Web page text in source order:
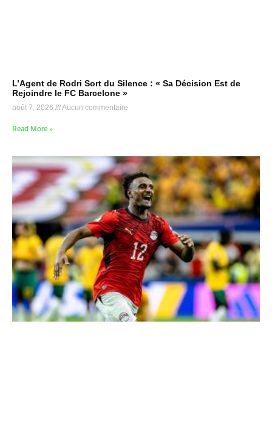
L’Agent de Rodri Sort du Silence : « Sa Décision Est de
Rejoindre le FC Barcelone »
août 7, 2026 Aucun commentaire
Read More »